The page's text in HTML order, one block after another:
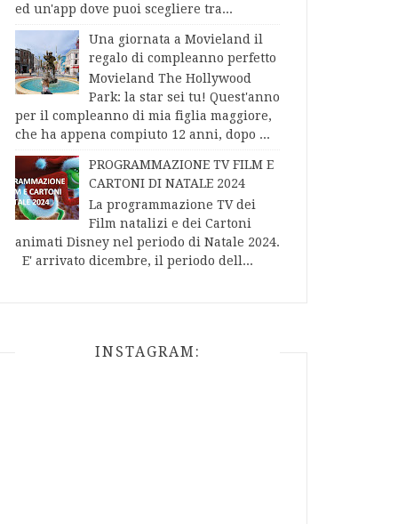
ed un'app dove puoi scegliere tra...
Una giornata a Movieland il
regalo di compleanno perfetto
Movieland The Hollywood
Park: la star sei tu! Quest'anno
per il compleanno di mia figlia maggiore,
che ha appena compiuto 12 anni, dopo ...
PROGRAMMAZIONE TV FILM E
CARTONI DI NATALE 2024
La programmazione TV dei
Film natalizi e dei Cartoni
animati Disney nel periodo di Natale 2024.
E' arrivato dicembre, il periodo dell...
INSTAGRAM: